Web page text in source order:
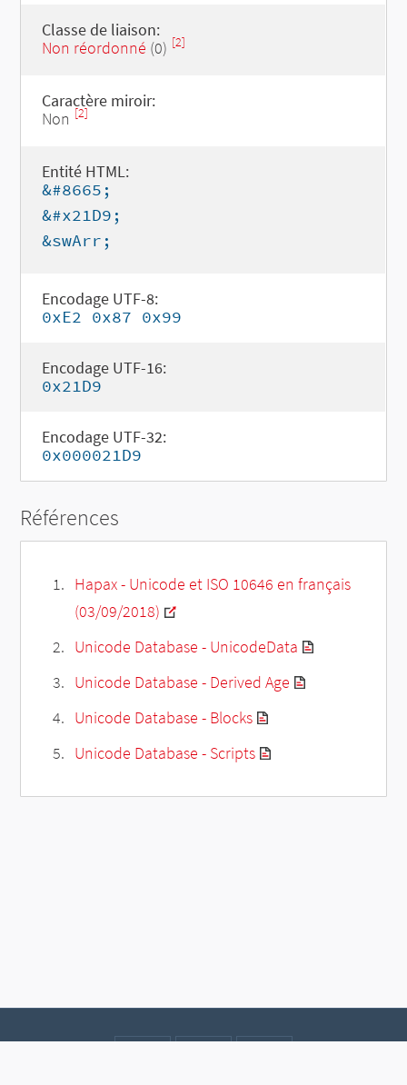
Classe de liaison:
Non réordonné (0) [2]
Caractère miroir:
Non [2]
Entité HTML:
&#8665;
&#x21D9;
&swArr;
Encodage UTF-8:
0xE2 0x87 0x99
Encodage UTF-16:
0x21D9
Encodage UTF-32:
0x000021D9
Références
Hapax - Unicode et ISO 10646 en français
(03/09/2018)
Unicode Database - UnicodeData
Unicode Database - Derived Age
Unicode Database - Blocks
Unicode Database - Scripts